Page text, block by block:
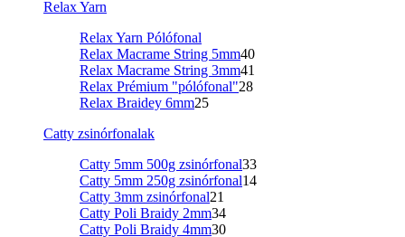
Relax Yarn
Relax Yarn Pólófonal
Relax Macrame String 5mm40
Relax Macrame String 3mm41
Relax Prémium "pólófonal"28
Relax Braidey 6mm25
Catty zsinórfonalak
Catty 5mm 500g zsinórfonal33
Catty 5mm 250g zsinórfonal14
Catty 3mm zsinórfonal21
Catty Poli Braidy 2mm34
Catty Poli Braidy 4mm30